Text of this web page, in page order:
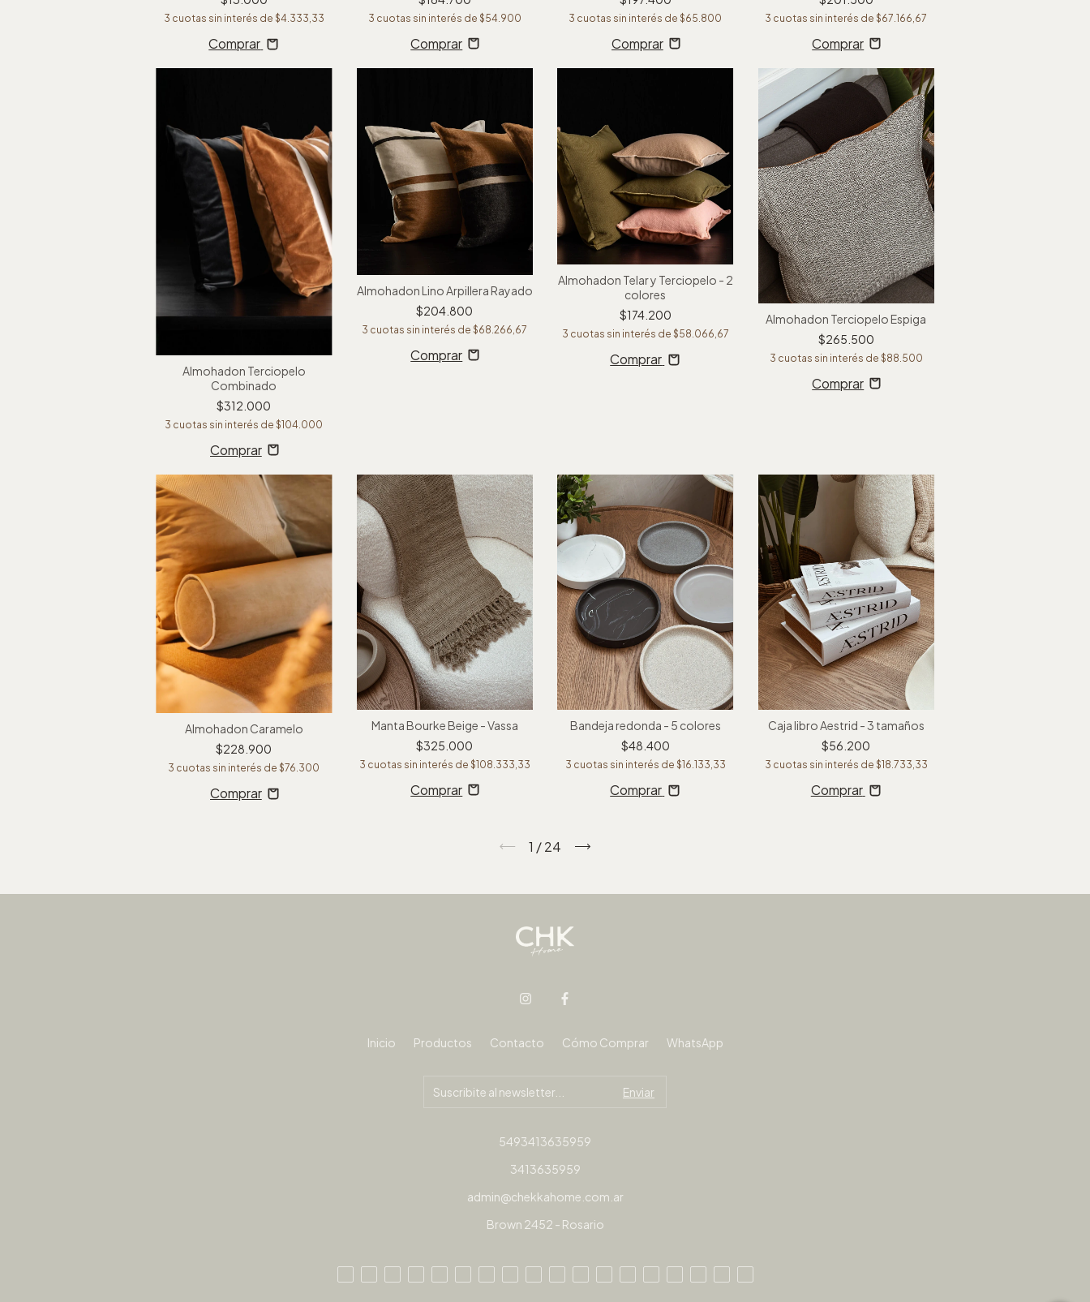
3 cuotas sin interés de $4.333,33
Comprar
3 cuotas sin interés de $54.900 3 cuotas sin interés de$65.800 3 cuotas sin interés de$67.166,67
Almohadon Terciopelo
Combinado
$312.000
3 cuotas sin interés de$104.000
Almohadon Lino Arpillera Rayado
$204.800
3 cuotas sin interés de$68.266,67
Almohadon Telar y Terciopelo - 2
colores
$174.200
3 cuotas sin interés de $58.066,67
Comprar
Almohadon Terciopelo Espiga
$265.500
3 cuotas sin interés de $88.500
Almohadon Caramelo
$228.900
3 cuotas sin interés de$76.300
Manta Bourke Beige - Vassa
$325.000
3 cuotas sin interés de $108.333,33
Bandeja redonda - 5 colores
$48.400
3 cuotas sin interés de $16.133,33
Comprar
Caja libro Aestrid - 3 tamaños
$56.200
3 cuotas sin interés de $18.733,33
Comprar
1 /24
Inicio Productos Contacto Cómo Comprar WhatsApp
5493413635959
3413635959
admin@chekkahome.com.ar
Brown 2452 - Rosario